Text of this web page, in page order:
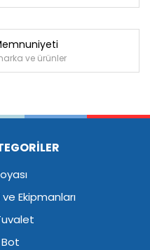
ve ürünler
Ekipmanları